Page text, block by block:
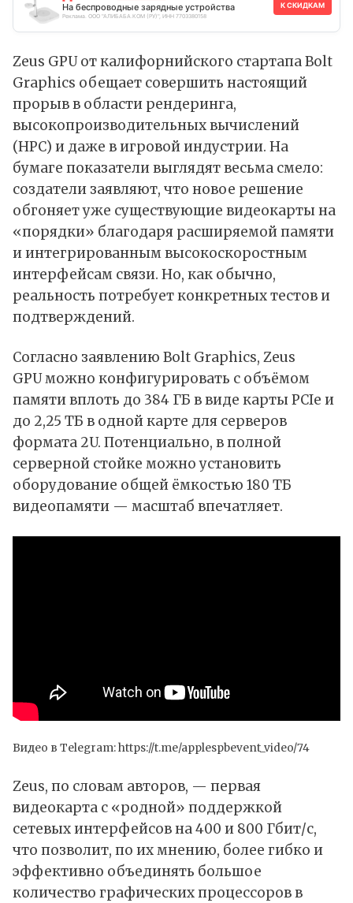
На беспроводные зарядные устройства
Реклама. ООО "АЛИБАБА.КОМ (РУ)", ИНН 7703380158
К СКИДКАМ
Zeus GPU от калифорнийского стартапа Bolt
Graphics обещает совершить настоящий
прорыв в области рендеринга,
высокопроизводительных вычислений
(HPC) и даже в игровой индустрии. На
бумаге показатели выглядят весьма смело:
создатели заявляют, что новое решение
обгоняет уже существующие видеокарты на
«порядки» благодаря расширяемой памяти
и интегрированным высокоскоростным
интерфейсам связи. Но, как обычно,
реальность потребует конкретных тестов и
подтверждений.
Согласно заявлению Bolt Graphics, Zeus
GPU можно конфигурировать с объёмом
памяти вплоть до 384 ГБ в виде карты PCIe и
до 2,25 ТБ в одной карте для серверов
формата 2U. Потенциально, в полной
серверной стойке можно установить
оборудование общей ёмкостью 180 ТБ
видеопамяти — масштаб впечатляет.
Видео в Telegram:https://t.me/applespbevent_video/74
Zeus, по словам авторов, — первая
видеокарта с «родной» поддержкой
сетевых интерфейсов на 400 и 800 Гбит/с,
что позволит, по их мнению, более гибко и
эффективно объединять большое
количество графических процессоров в